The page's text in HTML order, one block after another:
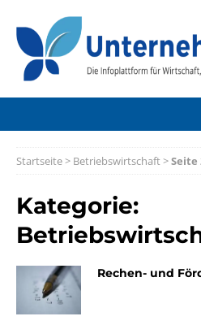
Startseite> Betriebswirtschaft>Seite
Kategorie:
Rechen- und